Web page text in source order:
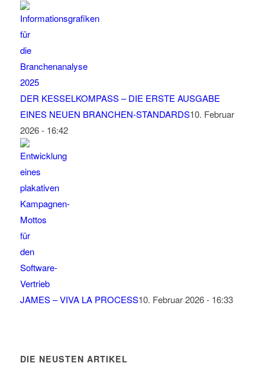
DER KESSELKOMPASS – DIE ERSTE AUSGABE
EINES NEUEN BRANCHEN-STANDARDS10. Februar
2026 - 16:42
JAMES – VIVA LA PROCESS10. Februar 2026 - 16:33
DIE NEUSTEN ARTIKEL